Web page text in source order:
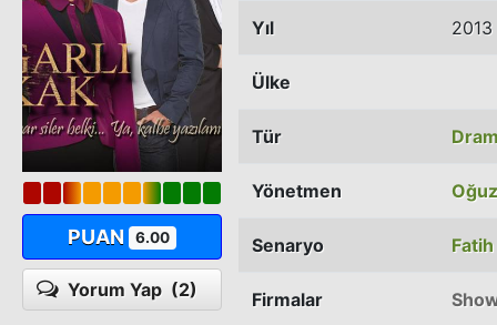
PUAN 6.00
Yorum Yap (2)
Yıl 2013
Ülke
Tür
Yönetmen
Senaryo Fatih
Firmalar